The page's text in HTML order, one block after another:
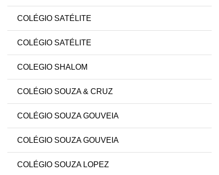
COLÉGIO SATÉLITE
COLÉGIO SATÉLITE
COLEGIO SHALOM
COLÉGIO SOUZA & CRUZ
COLÉGIO SOUZA GOUVEIA
COLÉGIO SOUZA GOUVEIA
COLÉGIO SOUZA LOPEZ